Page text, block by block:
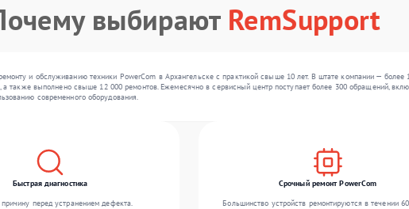
выбирают RemSupport
и обслуживанию техники PowerCom в Архангельске с практикой свыше 10 лет. В штате компании — более
также выполнено свыше 12 000 ремонтов. Ежемесячно в сервисный центр поступает более 300 обращений,
современного оборудования.
Быстрая диагностика
перед устранением дефекта.
Срочный ремонт PowerCom
Большинство устройств ремонтируются в течении